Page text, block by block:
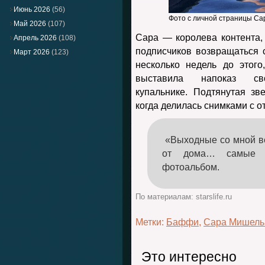
Июнь 2026 (56)
Май 2026 (107)
Апрель 2026 (108)
Март 2026 (123)
Фото с личной страницы
Сара — королева контента,
подписчиков
несколько недель до
выставила напоказ
купальнике. Подтянутая
когда делилась снимками с
«Выходные со мной
от дома… самые
фотоальбом.
По материалам: starslife.ru
Метки: Баффи, Сара Мишель
Это интересно